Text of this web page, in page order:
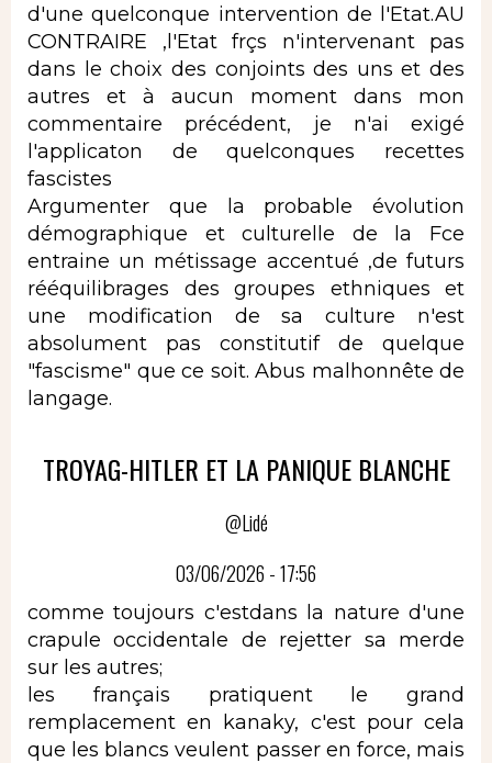
d'une quelconque intervention de l'Etat.AU
CONTRAIRE ,l'Etat frçs n'intervenant pas
dans le choix des conjoints des uns et des
autres et à aucun moment dans mon
commentaire précédent, je n'ai exigé
l'applicaton de quelconques recettes
fascistes
Argumenter que la probable évolution
démographique et culturelle de la Fce
entraine un métissage accentué ,de futurs
rééquilibrages des groupes ethniques et
une modification de sa culture n'est
absolument pas constitutif de quelque
"fascisme" que ce soit. Abus malhonnête de
langage.
TROYAG-HITLER ET LA PANIQUE BLANCHE
@Lidé
03/06/2026 - 17:56
comme toujours c'estdans la nature d'une
crapule occidentale de rejetter sa merde
sur les autres;
les français pratiquent le grand
remplacement en kanaky, c'est pour cela
que les blancs veulent passer en force, mais